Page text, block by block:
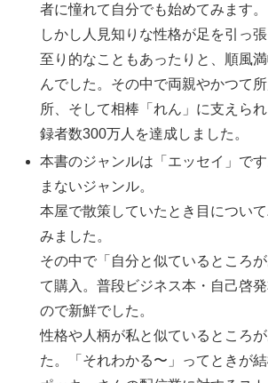
者に憧れて自分でも始めてみます。
しかし人見知りな性格が足を引っ
至り的なこともあったりと、順風
んでした。その中で両親やかつて
所、そして相棒「れん」に支えら
録者数300万人を達成しました。
本書のジャンルは「エッセイ」で
まないジャンル。
本屋で散策していたとき目につい
みました。
その中で「自分と似ているところ
て購入。普段ビジネス本・自己啓
ので新鮮でした。
性格や人柄が私と似ているところ
た。「それわかる〜」ってときが結